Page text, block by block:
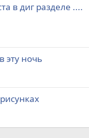
в диг разделе ....
эту ночь